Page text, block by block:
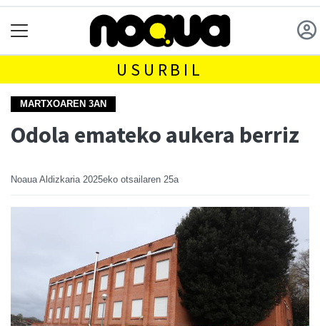
USURBIL
MARTXOAREN 3AN
Odola emateko aukera berriz
Noaua Aldizkaria 2025eko otsailaren 25a